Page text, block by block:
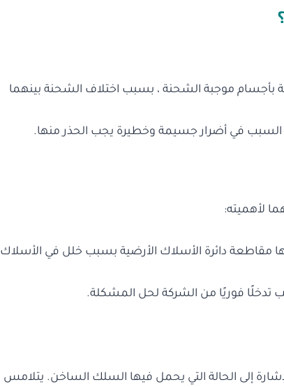
بأجسام موجبة الشحنة ، بسبب اختلاف الشحنة بينهما
السبب في أضرار جسيمة وخطيرة يجب الحذر منها.
لأهميته:
مقاطعة دائرة الأسلاك الأرضية بسبب خلل في الأسلاك
تدخلًا فوريًا من الشركة لحل المشكلة.
إلى الحالة التي يحمل فيها السلك الساخن. يتلامس